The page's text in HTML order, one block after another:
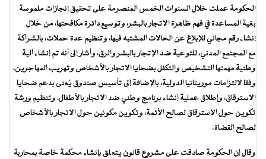
الحكومة عملت خلال السنوات الخمس المنصرمة على تحقيق إنجازات ملموسة
بغية المساعدة في فهم ظاهرة الاتجار بالبشر، وتوسيع دائرة مكافحتها، من خلال
إنشاء رقم مجاني للإبلاغ عن الحالات المشتبه فيها، وتنظيم عدة حملات، بالشراكة
مع المجتمع المدني، للتوعية ضد الإتجار بالبشر والرق، وأشار إلى أنه تم إنشاء آلية
وطنية مهمتها التشخيص والتكفل بضحايا الاتجار بالأشخاص وتهريب المهاجرين،
وفقا لالتزامات موريتانيا الدولية، بالإضافة إلى تأسيس صندوق يُعنى بدعم ضحايا
الاسترقاق، وإطلاق عملية إنشاء برنامج وطني ضد الاتجار بالأطفال، وتنظيم ورشة
تكوين حول الاسترقاق لصالح الأئمة، وتكوين مكونين حول الاتجار بالأشخاص
لصالح القضاة.
وقال إن الحكومة صادقت على مشروع قانون يتعلق بإنشاء محكمة خاصة بمحاربة